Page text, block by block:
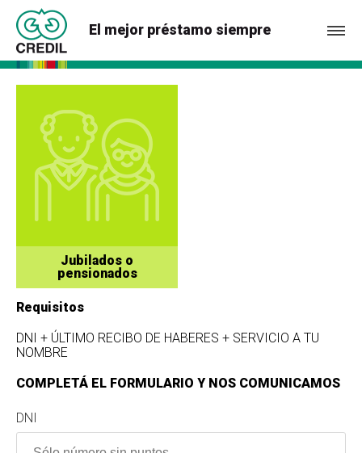
El mejor préstamo siempre
Jubilados o
pensionados
Requisitos
DNI + ÚLTIMO RECIBO DE HABERES + SERVICIO A TU
NOMBRE
COMPLETÁ EL FORMULARIO Y NOS COMUNICAMOS
DNI